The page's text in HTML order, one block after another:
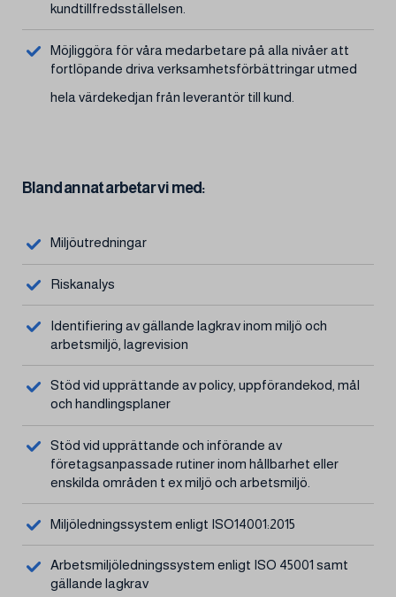
kundtillfredsställelsen.
Möjliggöra för våra medarbetare på alla nivåer att
fortlöpande driva verksamhetsförbättringar utmed
hela värdekedjan från leverantör till kund.
Bland annat arbetar vi med:
Miljöutredningar
Riskanalys
Identifiering av gällande lagkrav inom miljö och
arbetsmiljö, lagrevision
Stöd vid upprättande av policy, uppförandekod, mål
och handlingsplaner
Stöd vid upprättande och införande av
företagsanpassade rutiner inom hållbarhet eller
enskilda områden t ex miljö och arbetsmiljö.
Miljöledningssystem enligt ISO14001:2015
Arbetsmiljöledningssystem enligt ISO 45001 samt
gällande lagkrav